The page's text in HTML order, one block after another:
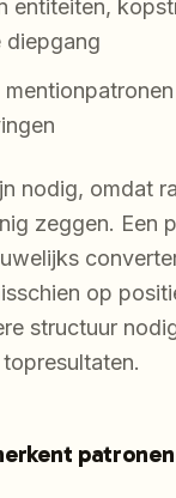
entiteiten,
diepgang
nodig, omdat
zeggen. Een
op
structuur
patronen